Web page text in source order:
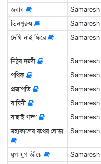
জবাব
তিনপুরুষ
দেখি নাই ফিরে
নিঠুর দরদী
পথিক
প্রজাপতি
বাঘিনী
বাছাই গল্প
মহাকালের রথের ঘোড়া
যুগ যুগ জীয়ে